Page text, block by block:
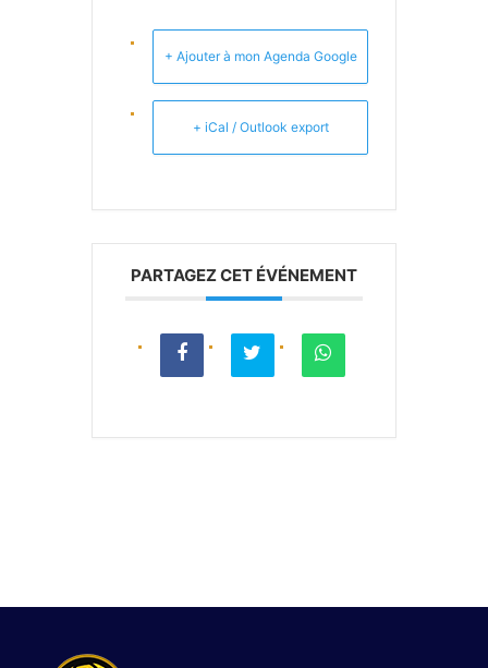
+ Ajouter à mon Agenda Google
+ iCal / Outlook export
PARTAGEZ CET ÉVÉNEMENT